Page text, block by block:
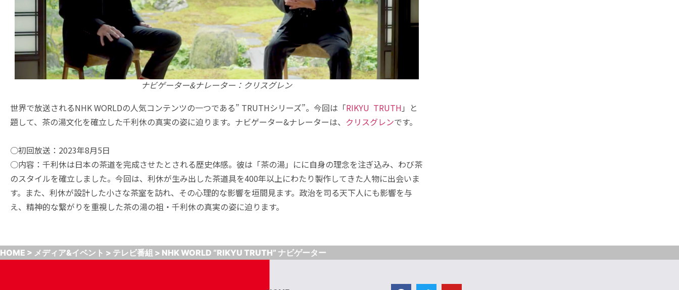
ナビゲーター&ナレーター：クリスグレン
世界で放送されるNHK WORLDの人気コンテンツの一つである” TRUTHシリーズ”。今回は「RIKYU TRUTH 」と
題して、茶の湯文化を確立した千利休の真実の姿に迫ります。ナビゲーター&ナレーターは、 クリスグレンです。
○初回放送：2023年8月5日
○内容：千利休は日本の茶道を完成させたとされる歴史体感。彼は「茶の湯」にに自身の理念を注ぎ込み、わび茶
のスタイルを確立しました。今回は、利休が生み出した茶道具を400年以上にわたり製作してきた人物に出会いま
す。また、利休が設計した小さな茶室を訪れ、その心理的な影響を垣間見ます。政治を司る天下人にも影響を与
え、精神的な繋がりを重視した茶の湯の祖・千利休の真実の姿に迫ります。
HOME > メディア&イベント > テレビ番組 > NHK WORLD “RIKYU TRUTH” ナビゲーター